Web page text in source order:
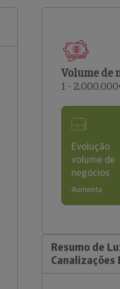
Volume de
1 -
Evolução
volume de
negócios
Aumenta
Resumo de
Canalizações